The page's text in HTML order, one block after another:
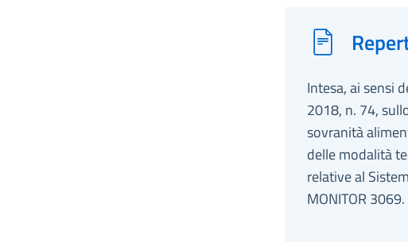
Intesa, ai sensi
2018, n. 74,
sovranità
delle modalità
relative al
MONITOR 3069.